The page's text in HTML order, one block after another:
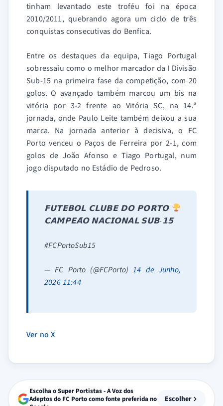
tinham levantado este troféu foi na época
2010/2011, quebrando agora um ciclo de três
conquistas consecutivas do Benfica.
Entre os destaques da equipa, Tiago Portugal
sobressaiu como o melhor marcador da I Divisão
Sub-15 na primeira fase da competição, com 20
golos. O avançado também marcou um bis na
vitória por 3-2 frente ao Vitória SC, na 14.ª
jornada, onde Paulo Leite também deixou a sua
marca. Na jornada anterior à decisiva, o FC
Porto venceu o Paços de Ferreira por 2-1, com
golos de João Afonso e Tiago Portugal, num
jogo disputado no Estádio de Pedroso.
𝗙𝗨𝗧𝗘𝗕𝗢𝗟 𝗖𝗟𝗨𝗕𝗘 𝗗𝗢 𝗣𝗢𝗥𝗧𝗢
𝗖𝗔𝗠𝗣𝗘𝗔̃𝗢 𝗡𝗔𝗖𝗜𝗢𝗡𝗔𝗟 𝗦𝗨𝗕-𝟭𝟱
#FCPortoSub15
— FC Porto (@FCPorto)14 de Junho,
2026 11:44
Ver no X
Escolha o Super Portistas - A Voz dos
Adeptos do FC Porto como fonte preferida no
Escolher